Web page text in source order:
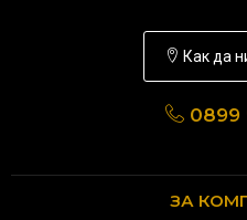
Как да
0899
ЗА